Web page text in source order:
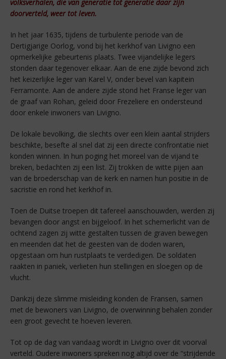
volksverhalen, die van generatie tot generatie daar zijn
doorverteld, weer tot leven.
In het jaar 1635, tijdens de turbulente periode van de
Dertigjarige Oorlog, vond bij het kerkhof van Livigno een
opmerkelijke gebeurtenis plaats. Twee vijandelijke legers
stonden daar tegenover elkaar. Aan de ene zijde bevond zich
het keizerlijke leger van Karel V, onder bevel van kapitein
Ferramonte. Aan de andere zijde stond het Franse leger van
de graaf van Rohan, geleid door Frezeliere en ondersteund
door enkele inwoners van Livigno.
De lokale bevolking, die slechts over een klein aantal strijders
beschikte, besefte al snel dat zij een directe confrontatie niet
konden winnen. In hun poging het moreel van de vijand te
breken, bedachten zij een list. Zij trokken de witte pijen aan
van de broederschap van de kerk en namen hun positie in de
sacristie en rond het kerkhof in.
Toen de Duitse troepen dit tafereel aanschouwden, werden zij
bevangen door angst en bijgeloof. In het schemerlicht van de
ochtend zagen zij witte gestalten tussen de graven bewegen
en meenden dat het de geesten van de doden waren,
opgestaan om hun rustplaats te verdedigen. De soldaten
raakten in paniek, verlieten hun stellingen en sloegen op de
vlucht.
Dankzij deze slimme misleiding konden de Fransen, samen
met de bewoners van Livigno, de overwinning behalen zonder
een groot gevecht te hoeven leveren.
Tot op de dag van vandaag wordt in Livigno over dit voorval
verteld. Oudere inwoners spreken nog altijd over de “strijdende